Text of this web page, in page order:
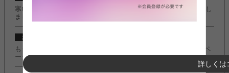
詳しくは
寒い季節もこたつでぬくぬく快適に♪『こたつ特集』ページ公開し
ました。
お知らせ
もうすぐクリスマスの季節！『クリスマスコレクション2024』ペ
ージ公開しました。